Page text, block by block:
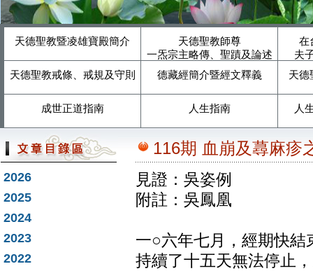
天德聖教暨凌雄寶殿簡介
天德聖教師尊
一炁宗主略傳、聖蹟及論述
在
夫
天德聖教戒條、戒規及守則
德藏經簡介暨經文釋義 天德
成世正道指南 人生指南 人
2026
2025
2024
2023
2022
116期 血崩及蕁麻疹
見證：吳姿例
附註：吳鳳凰
一○六年七月，經期快
持續了十五天無法停止